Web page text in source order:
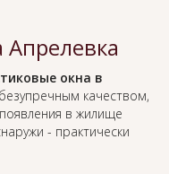
Апрелевка
окна в
качеством,
в жилище
- практически